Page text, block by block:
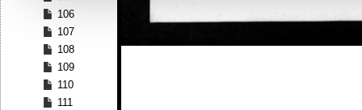
106
107
108
109
110
111